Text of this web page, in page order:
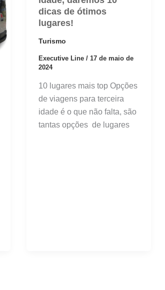
dicas de ótimos
lugares!
Turismo
Executive Line / 17 de maio de
2024
10 lugares mais top Opções
de viagens para terceira
idade é o que não falta, são
tantas opções de lugares